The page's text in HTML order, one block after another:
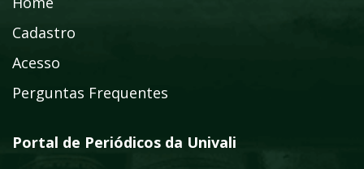
Cadastro
Acesso
Perguntas Frequentes
Portal de Periódicos da Univali